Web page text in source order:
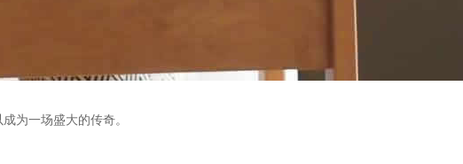
为一场盛大的传奇。